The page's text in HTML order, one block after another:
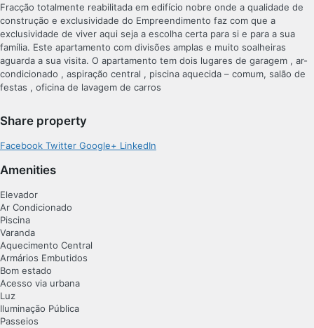
Fracção totalmente reabilitada em edifício nobre onde a qualidade de
construção e exclusividade do Empreendimento faz com que a
exclusividade de viver aqui seja a escolha certa para si e para a sua
família. Este apartamento com divisões amplas e muito soalheiras
aguarda a sua visita. O apartamento tem dois lugares de garagem , ar-
condicionado , aspiração central , piscina aquecida – comum, salão de
festas , oficina de lavagem de carros
Share property
Facebook Twitter Google+ LinkedIn
Amenities
Elevador
Ar Condicionado
Piscina
Varanda
Aquecimento Central
Armários Embutidos
Bom estado
Acesso via urbana
Luz
Iluminação Pública
Passeios